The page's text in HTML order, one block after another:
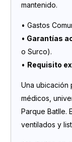
mantenido.
• Gastos
• Garantías
o Surco).
• Requisito
Una ubicación
médicos,
Parque Batlle.
ventilados y